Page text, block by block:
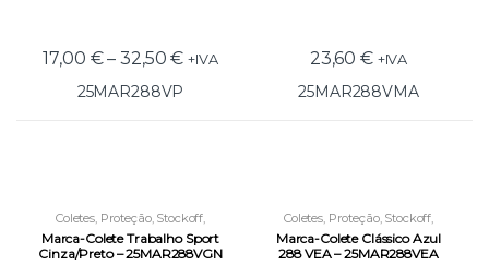
17,00 €–32,50€ +IVA
25MAR288VP
23,60 € +IVA
25MAR288VMA
Coletes, Proteção, Stockoff,
Vestuário Laboral
Marca-Colete Trabalho Sport
Cinza/Preto – 25MAR288VGN
Coletes, Proteção, Stockoff,
Vestuário Laboral
Marca-Colete Clássico Azul
288 VEA – 25MAR288VEA